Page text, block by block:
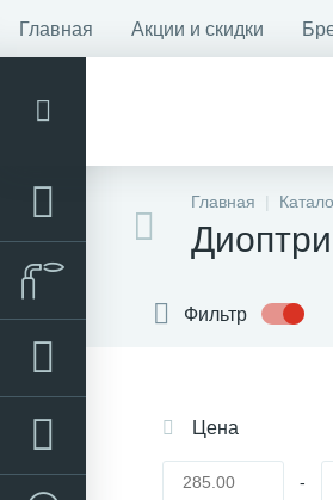
Главная Акции и скидки
Главная
Фильтр
Цена
-